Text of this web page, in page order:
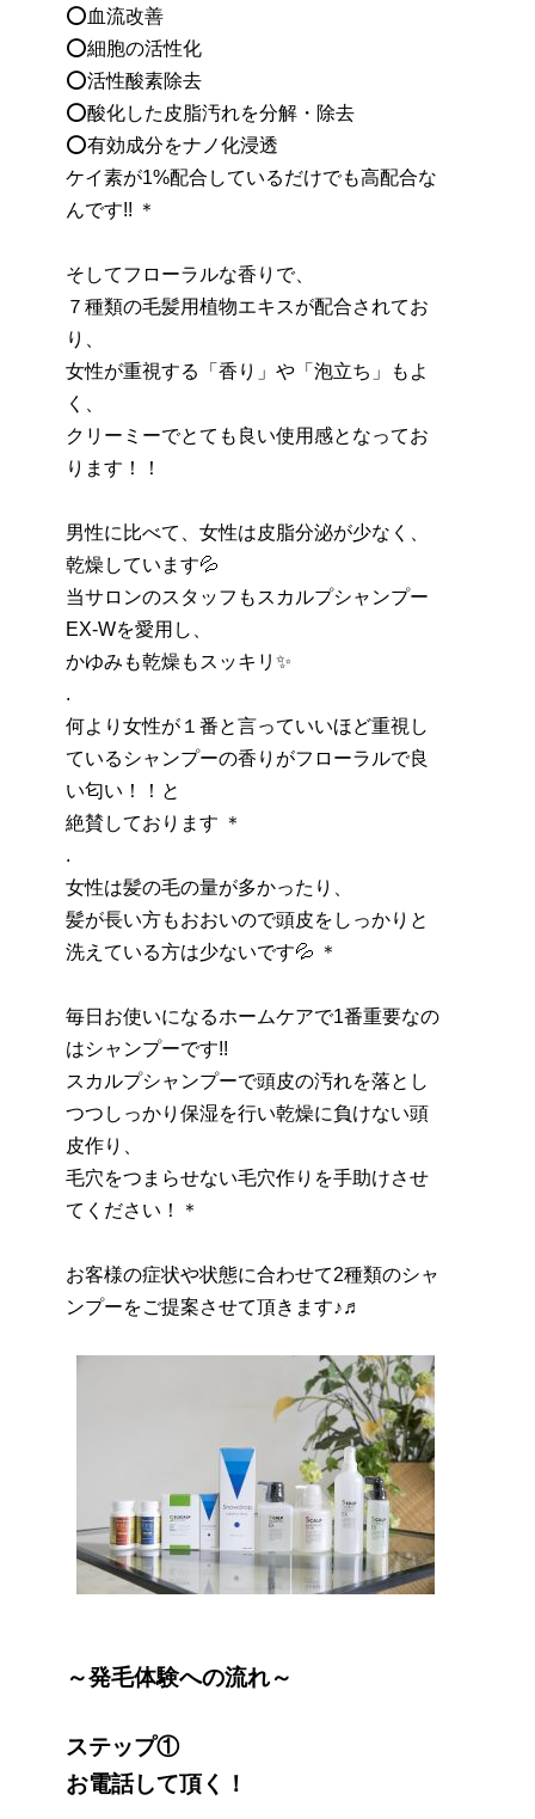
⭕血流改善
⭕細胞の活性化
⭕活性酸素除去
⭕酸化した皮脂汚れを分解・除去
⭕有効成分をナノ化浸透
ケイ素が1%配合しているだけでも高配合な
んです!! ＊
そしてフローラルな香りで、
７種類の毛髪用植物エキスが配合されてお
り、
女性が重視する「香り」や「泡立ち」もよ
く、
クリーミーでとても良い使用感となってお
ります！！
男性に比べて、女性は皮脂分泌が少なく、
乾燥しています💦
当サロンのスタッフもスカルプシャンプー
EX-Wを愛用し、
かゆみも乾燥もスッキリ✨
.
何より女性が１番と言っていいほど重視し
ているシャンプーの香りがフローラルで良
い匂い！！と
絶賛しております ＊
.
女性は髪の毛の量が多かったり、
髪が長い方もおおいので頭皮をしっかりと
洗えている方は少ないです💦 ＊
毎日お使いになるホームケアで1番重要なの
はシャンプーです!!
スカルプシャンプーで頭皮の汚れを落とし
つつしっかり保湿を行い乾燥に負けない頭
皮作り、
毛穴をつまらせない毛穴作りを手助けさせ
てください！＊
お客様の症状や状態に合わせて2種類のシャ
ンプーをご提案させて頂きます♪♬
～発毛体験への流れ～
ステップ①
お電話して頂く！